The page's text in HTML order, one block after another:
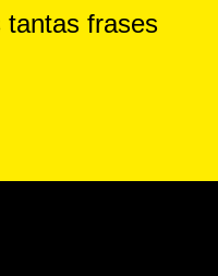
tantas frases